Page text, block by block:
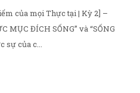
của mọi Thực tại | Kỳ 2] –
MỤC ĐÍCH SỐNG” và “SỐNG
sự của c...